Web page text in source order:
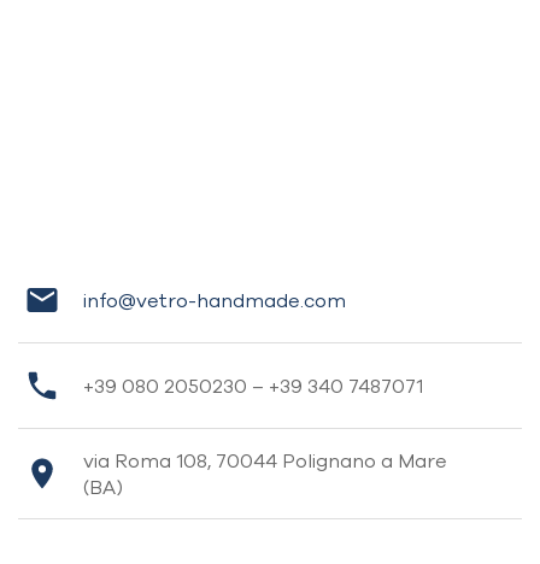
info@vetro-handmade.com
+39 080 2050230 – +39 340 7487071
via Roma 108, 70044 Polignano a Mare
(BA)